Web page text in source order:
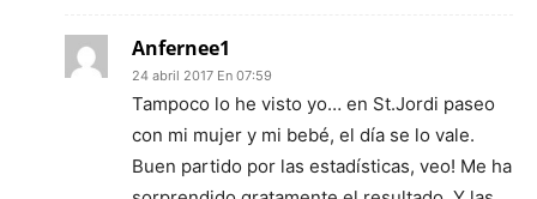
Anfernee1
24 abril 2017 En 07:59
Tampoco lo he visto yo… en St.Jordi paseo
con mi mujer y mi bebé, el día se lo vale.
Buen partido por las estadísticas, veo! Me ha